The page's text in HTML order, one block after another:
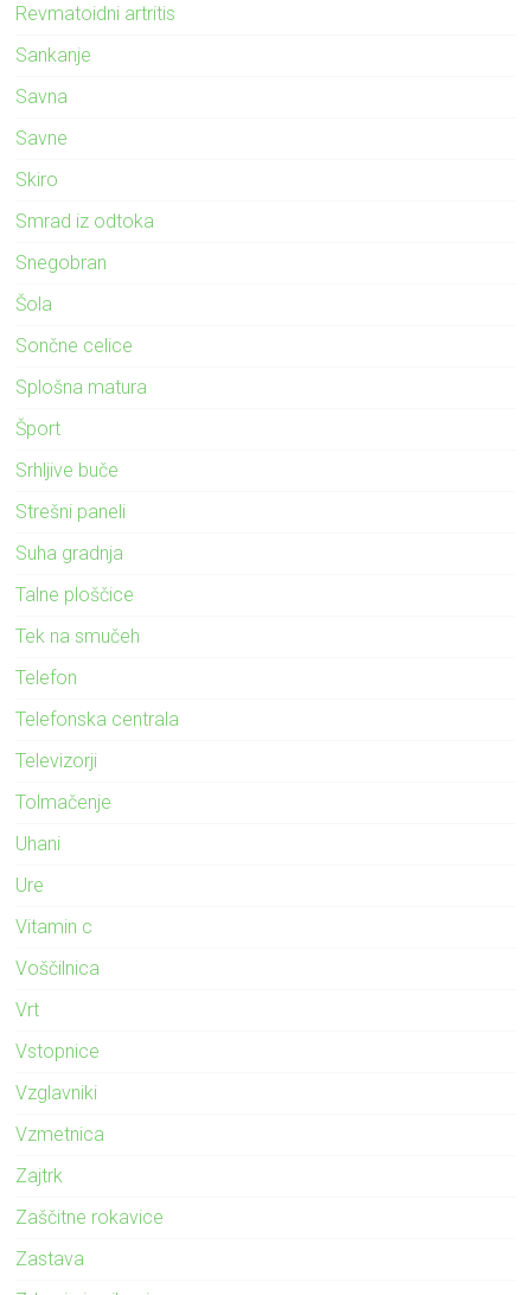
Revmatoidni artritis
Sankanje
Savna
Savne
Skiro
Smrad iz odtoka
Snegobran
Šola
Sončne celice
Splošna matura
Šport
Srhljive buče
Strešni paneli
Suha gradnja
Talne ploščice
Tek na smučeh
Telefon
Telefonska centrala
Televizorji
Tolmačenje
Uhani
Ure
Vitamin c
Voščilnica
Vrt
Vstopnice
Vzglavniki
Vzmetnica
Zajtrk
Zaščitne rokavice
Zastava